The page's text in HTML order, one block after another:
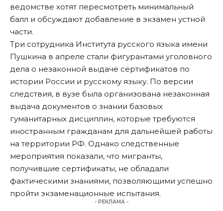
ведомстве хотят пересмотреть минимальный
балл и обсуждают добавление в экзамен устной
части.
Три сотрудника Института русского языка имени
Пушкина в апреле стали фигурантами уголовного
дела о незаконной выдаче сертификатов по
истории России и русскому языку. По версии
следствия, в вузе была организована незаконная
выдача документов о знании базовых
гуманитарных дисциплин, которые требуются
иностранным гражданам для дальнейшей работы
на территории РФ. Однако следственные
мероприятия показали, что мигранты,
получившие сертификаты, не обладали
фактическими знаниями, позволяющими успешно
пройти экзаменационные испытания.
- РЕКЛАМА -